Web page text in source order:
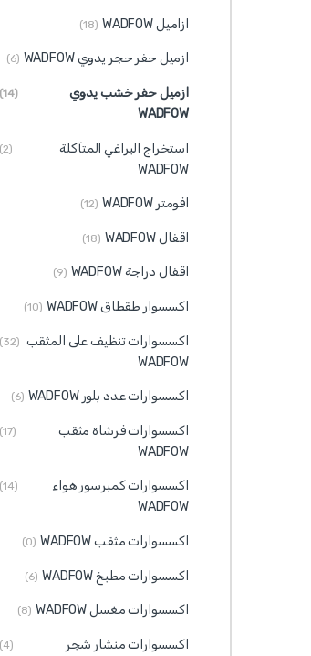
ازاميل WADFOW (18)
ازميل حفر حجر يدوي WADFOW (6)
ازميل حفر خشب يدوي
WADFOW
(14)
استخراج البراغي المتآكلة
WADFOW
(2)
افومتر WADFOW (12)
اقفال WADFOW (18)
اقفال دراجة WADFOW (9)
اكسسوار طقطاق WADFOW (10)
اكسسوارات تنظيف على المثقب
WADFOW
(32)
اكسسوارات عدد بلور WADFOW (6)
اكسسوارات فرشاة مثقب
WADFOW
(17)
اكسسوارات كمبرسور هواء
WADFOW
(14)
اكسسوارات مثقب WADFOW (0)
اكسسوارات مطبخ WADFOW (6)
اكسسوارات مغسل WADFOW (8)
اكسسوارات منشار شجر
(4)